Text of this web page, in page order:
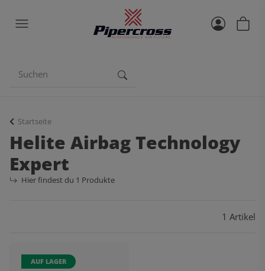
Startseite
Helite Airbag Technology
Expert
Hier findest du 1 Produkte
1 Artikel
AUF LAGER